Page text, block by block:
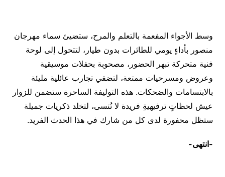
وسط الأجواء المفعمة بالتعلم والمرح، ستضيئ سماء مهرجان
منصور بأداءٍ يومي للطائرات بدون طيار، لتتحول إلى لوحة
فنية متحركة تبهر الحضور، مصحوبة بحفلات موسيقية
وعروض ومسرحيات ممتعة، لتضفي تجارب عائلية مليئة
بالابتسامات والضحكات. هذه التوليفة الساحرة ستضمن للزوار
عيش لحظاتٍ ترفيهيةِ فريدة لا تُنسى، لتخلد ذكريات جميلة
ستظل محفورة لدى كل من شارك في هذا الحدث الفريد.
-انتهى-